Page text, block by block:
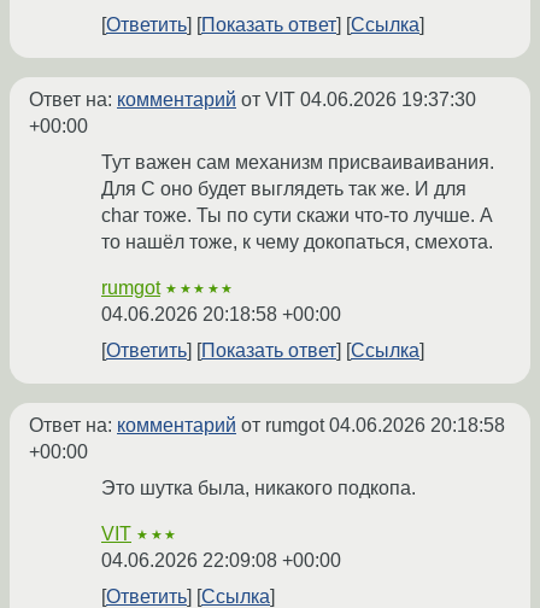
Ответить
Показать ответ Ссылка
Ответ на: комментарий от VIT 04.06.2026 19:37:30
+00:00
Тут важен сам механизм присваиваивания.
Для C оно будет выглядеть так же. И для
char тоже. Ты по сути скажи что-то лучше. А
то нашёл тоже, к чему докопаться, смехота.
rumgot ★★★★★
04.06.2026 20:18:58 +00:00
Ответить
Показать ответ Ссылка
Ответ на: комментарий от rumgot04.06.2026 20:18:58
+00:00
Это шутка была, никакого подкопа.
VIT ★★★
04.06.2026 22:09:08 +00:00
Ответить
Ссылка